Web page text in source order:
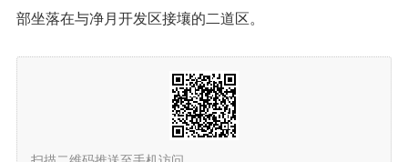
部坐落在与净月开发区接壤的二道区。